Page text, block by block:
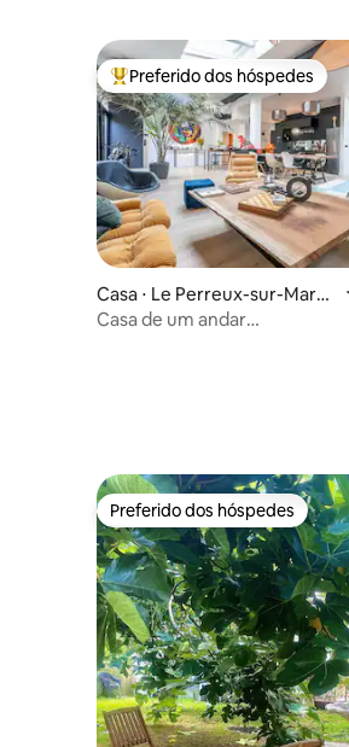
Entre os melhores preferidos
Preferido dos hóspedes
Casa ⋅ Le Perreux-sur-Marn
e
Casa de um andar
Preferido dos hóspedes
Preferido dos hóspedes